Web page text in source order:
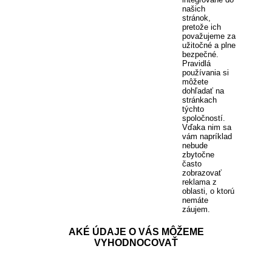
našich
stránok,
pretože ich
považujeme za
užitočné a plne
bezpečné.
Pravidlá
používania si
môžete
dohľadať na
stránkach
týchto
spoločností.
Vďaka nim sa
vám napríklad
nebude
zbytočne
často
zobrazovať
reklama z
oblasti, o ktorú
nemáte
záujem.
AKÉ ÚDAJE O VÁS MÔŽEME
VYHODNOCOVAŤ